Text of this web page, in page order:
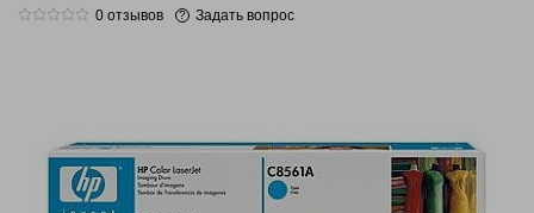
0 отзывов Задать вопрос